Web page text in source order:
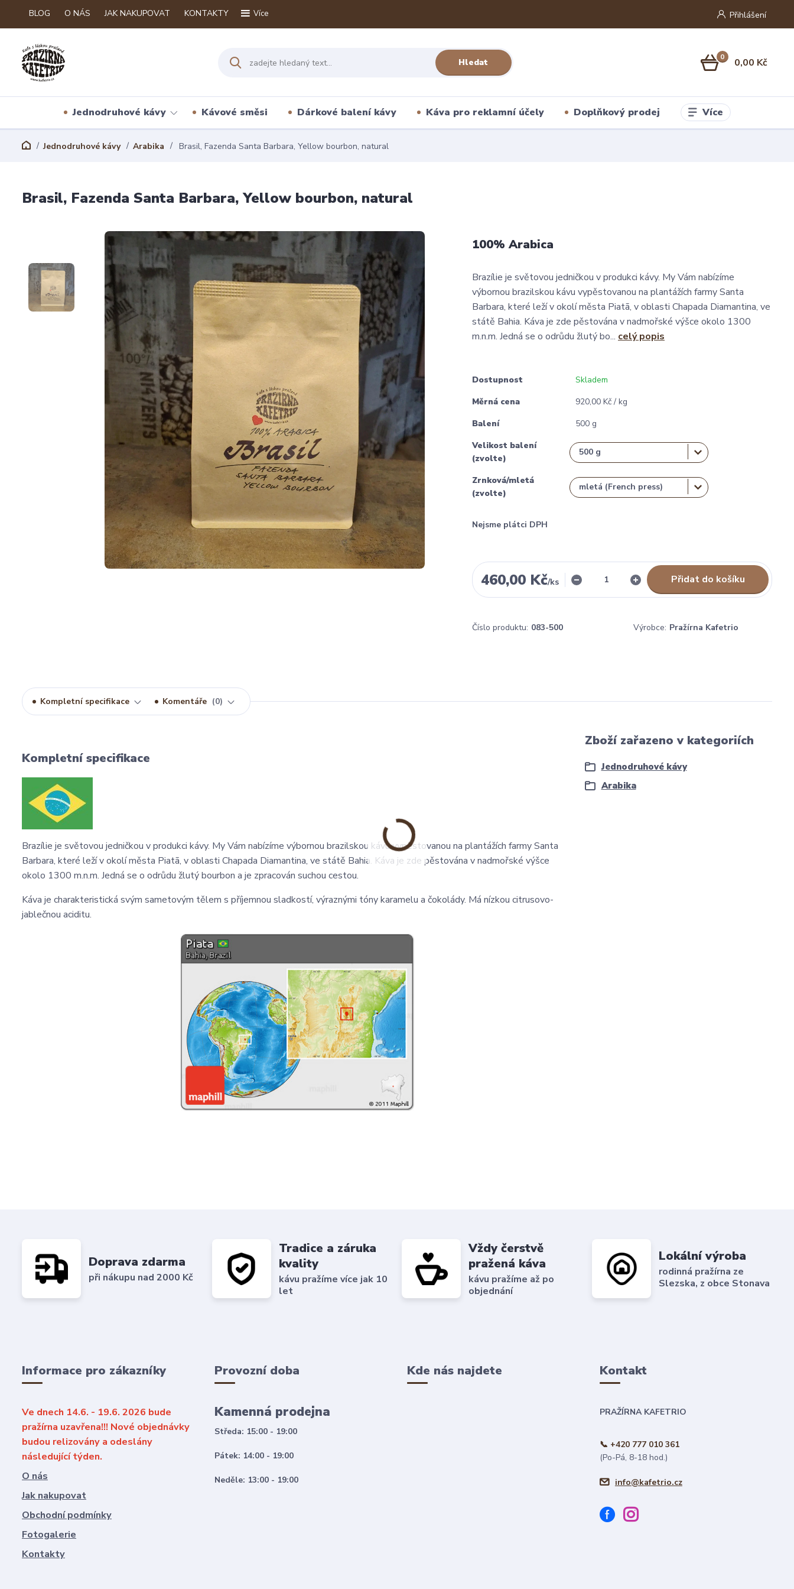
BLOG O NÁS JAK NAKUPOVAT KONTAKTY Více Přihlášení
Hledat 0 0,00 Kč
Jednodruhové kávy Kávové směsi Dárkové balení kávy Káva pro reklamní účely Doplňkový prodej Více
Jednodruhové kávy Arabika Brasil, Fazenda Santa Barbara, Yellow bourbon, natural
Brasil, Fazenda Santa Barbara, Yellow bourbon, natural
100% Arabica
Brazílie je světovou jedničkou v produkci kávy. My Vám nabízíme
výbornou brazilskou kávu vypěstovanou na plantážích farmy Santa
Barbara, které leží v okolí města Piatã, v oblasti Chapada Diamantina, ve
státě Bahia. Káva je zde pěstována v nadmořské výšce okolo 1300
m.n.m. Jedná se o odrůdu žlutý bo... celý popis
Dostupnost
Skladem
Měrná cena
920,00 Kč / kg
Balení
500 g
Velikost balení
(zvolte)
Zrnková/mletá
(zvolte)
Nejsme plátci DPH
460,00 Kč/ks Přidat do košíku
Číslo produktu: 083-500 Výrobce: Pražírna Kafetrio
Kompletní specifikace Komentáře 0
Kompletní specifikace
Brazílie je světovou jedničkou v produkci kávy. My Vám nabízíme výbornou brazilskou kávu vypěstovanou na plantážích farmy Santa
Barbara, které leží v okolí města Piatã, voblasti Chapada Diamantina, ve státě Bahia. Káva je zde pěstována v nadmořské výšce
okolo 1300 m.n.m. Jedná se o odrůdu žlutý bourbon a je zpracován suchou cestou.
Káva je charakteristická svým sametovým tělem s příjemnou sladkostí, výraznými tóny karamelu a čokolády. Má nízkou citrusovo-
jablečnou aciditu.
Zboží zařazeno v kategoriích
Jednodruhové kávy
Arabika
Doprava zdarma
při nákupu nad 2000 Kč
Tradice a záruka
kvality
kávu pražíme více jak 10
let
Vždy čerstvě
pražená káva
kávu pražíme až po
objednání
Lokální výroba
rodinná pražírna ze
Slezska, z obce Stonava
Informace pro zákazníky
Ve dnech 14.6. - 19.6. 2026 bude
pražírna uzavřena!!! Nové objednávky
budou relizovány a odeslány
následující týden.
O nás
Jak nakupovat
Obchodní podmínky
Fotogalerie
Kontakty
Provozní doba
Kamenná prodejna
Středa: 15:00 - 19:00
Pátek: 14:00 - 19:00
Neděle: 13:00 - 19:00
Kde nás najdete Kontakt
PRAŽÍRNA KAFETRIO
📞 +420 777 010 361
(Po-Pá, 8-18 hod.)
info@kafetrio.cz